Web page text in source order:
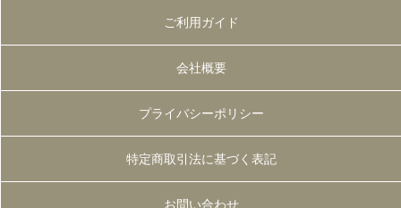
ご利用ガイド
会社概要
プライバシーポリシー
特定商取引法に基づく表記
お問い合わせ